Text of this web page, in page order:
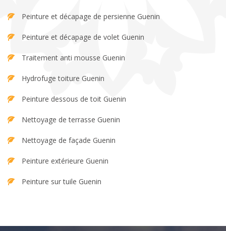
Peinture et décapage de persienne Guenin
Peinture et décapage de volet Guenin
Traitement anti mousse Guenin
Hydrofuge toiture Guenin
Peinture dessous de toit Guenin
Nettoyage de terrasse Guenin
Nettoyage de façade Guenin
Peinture extérieure Guenin
Peinture sur tuile Guenin